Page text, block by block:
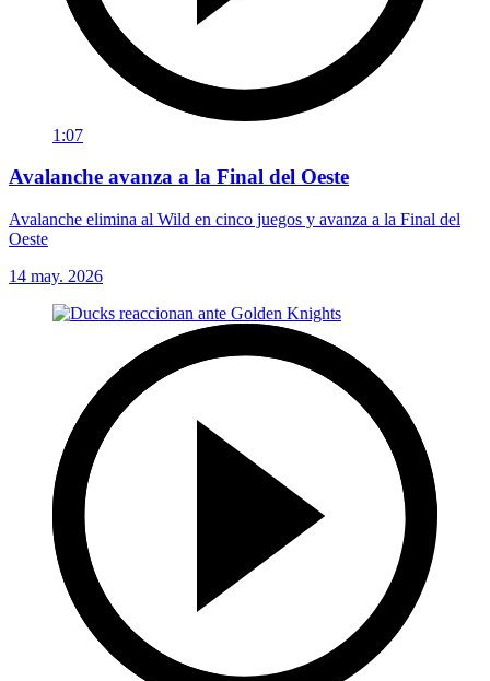
1:07
Avalanche avanza a la Final del Oeste
Avalanche elimina al Wild en cinco juegos y avanza a la Final del
Oeste
14 may. 2026